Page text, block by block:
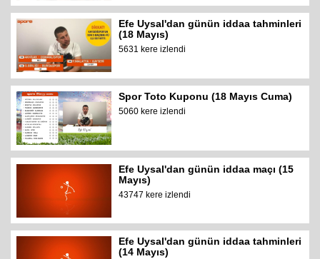
Efe Uysal'dan günün iddaa tahminleri
(18 Mayıs)
5631 kere izlendi
Spor Toto Kuponu (18 Mayıs Cuma)
5060 kere izlendi
Efe Uysal'dan günün iddaa maçı (15
Mayıs)
43747 kere izlendi
Efe Uysal'dan günün iddaa tahminleri
(14 Mayıs)